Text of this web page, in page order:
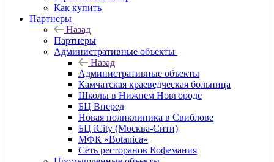
Как купить
Партнеры
Назад
Партнеры
Административные объекты
Назад
Административные объекты
Камчатская краеведческая больница
Школы в Нижнем Новгороде
БЦ Вперед
Новая поликлиника в Свиблове
БЦ iCity (Москва-Сити)
МФК «Botanica»
Сеть ресторанов Кофемания